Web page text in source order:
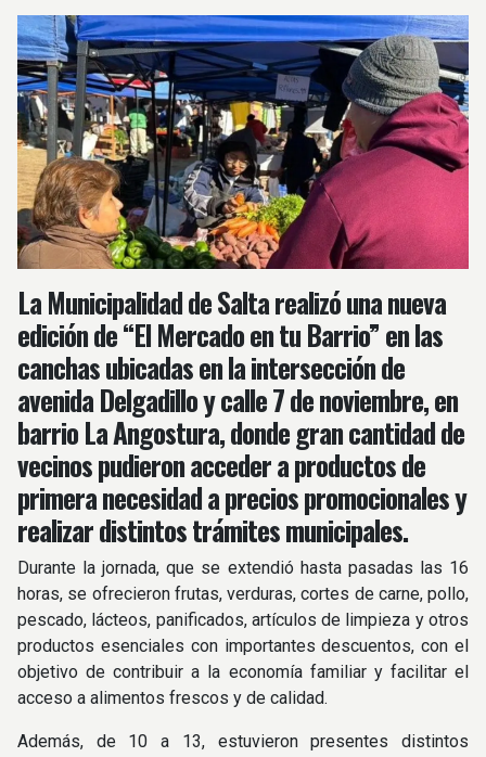
La Municipalidad de Salta realizó una nueva
edición de “El Mercado en tu Barrio” en las
canchas ubicadas en la intersección de
avenida Delgadillo y calle 7 de noviembre, en
barrio La Angostura, donde gran cantidad de
vecinos pudieron acceder a productos de
primera necesidad a precios promocionales y
realizar distintos trámites municipales.
Durante la jornada, que se extendió hasta pasadas las 16
horas, se ofrecieron frutas, verduras, cortes de carne, pollo,
pescado, lácteos, panificados, artículos de limpieza y otros
productos esenciales con importantes descuentos, con el
objetivo de contribuir a la economía familiar y facilitar el
acceso a alimentos frescos y de calidad.
Además, de 10 a 13, estuvieron presentes distintos